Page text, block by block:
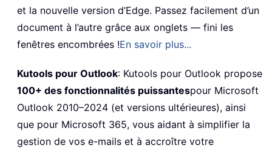
et la nouvelle version d’Edge. Passez facilement d’un
document à l’autre grâce aux onglets — fini les
fenêtres encombrées !En savoir plus...
Kutools pour Outlook: Kutools pour Outlook propose
100+ des fonctionnalités puissantespour Microsoft
Outlook 2010–2024 (et versions ultérieures), ainsi
que pour Microsoft 365, vous aidant à simplifier la
gestion de vos e-mails et à accroître votre